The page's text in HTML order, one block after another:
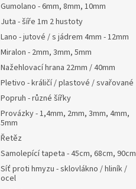
Gumolano - 6mm, 8mm, 10mm
Juta - šíře 1m 2 hustoty
Lano - jutové / s jádrem 4mm - 12mm
Miralon - 2mm, 3mm, 5mm
Nažehlovací hrana 22mm / 40mm
Pletivo - králičí / plastové / svařované
Popruh - různé šířky
Provázky - 1,4mm, 2mm, 3mm, 4mm,
5mm
Řetěz
Samolepící tapeta - 45cm, 68cm, 90cm
Síť proti hmyzu - sklovlákno / hliník /
ocel